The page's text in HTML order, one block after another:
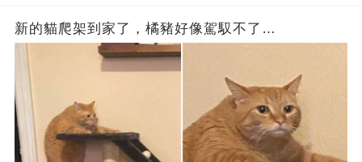
新的貓爬架到家了，橘豬好像駕馭不了…